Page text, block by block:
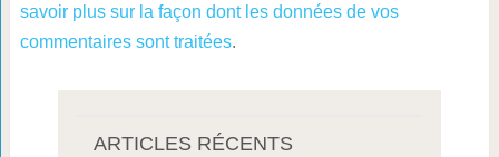
savoir plus sur la façon dont les données de vos
commentaires sont traitées.
ARTICLES RÉCENTS